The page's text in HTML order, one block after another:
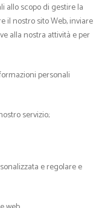
allo scopo di gestire la
il nostro sito Web, inviare
alla nostra attività e per
personali
servizio;
e regolare e